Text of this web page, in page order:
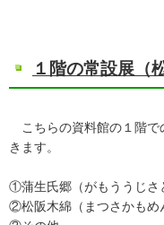
１階の常設展（
こちらの資料館の１階で
きます。
①蒲生氏郷（がもううじさ
②松阪木綿（まつさかもめ